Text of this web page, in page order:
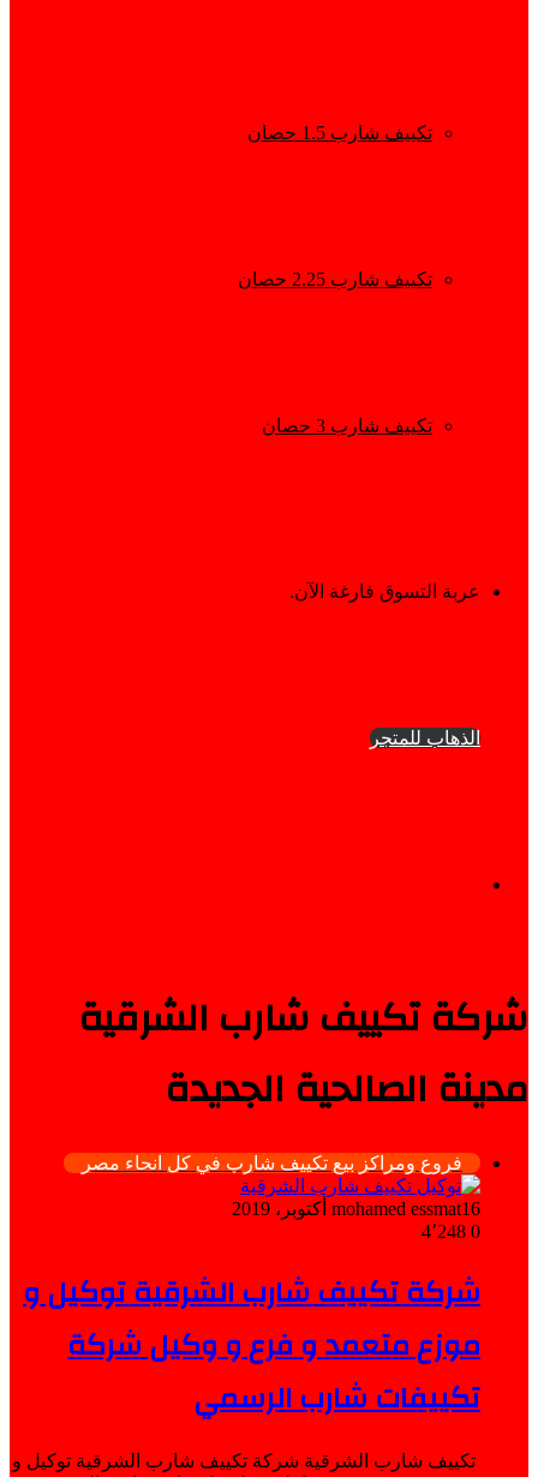
تكييف شارب 1.5 حصان
تكييف شارب 2.25 حصان
تكييف شارب 3 حصان
إستعراض
سلة
عربة التسوق فارغة الآن.
الذهاب للمتجر
شركة تكييف شارب الشرقية
مدينة الصالحية الجديدة
فروع ومراكز بيع تكييف شارب في كل انحاء مصر
mohamed essmat16 أكتوبر، 2019
0
شركة تكييف شارب الشرقية توكيل و
موزع متعمد و فرع و وكيل شركة
تكييفات شارب الرسمي
تكييف شارب الشرقية شركة تكييف شارب الشرقية توكيل و